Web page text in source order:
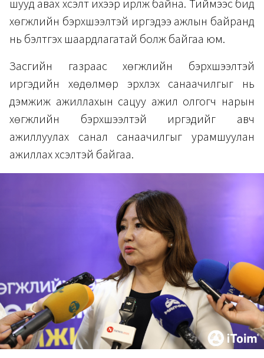
шууд авах хүсэлт ихээр ирүүлж байна. Тиймээс бид
хөгжлийн бэрхшээлтэй иргэдээ ажлын байранд
нь бэлтгэх шаардлагатай болж байгаа юм.
Засгийн газраас хөгжлийн бэрхшээлтэй
иргэдийн хөдөлмөр эрхлэх санаачилгыг нь
дэмжиж ажиллахын сацуу ажил олгогч нарын
хөгжлийн бэрхшээлтэй иргэдийг авч
ажиллуулах санал санаачилгыг урамшуулан
ажиллах хүсэлтэй байгаа.